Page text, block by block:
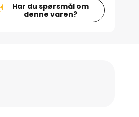
Har du spørsmål om
denne varen?